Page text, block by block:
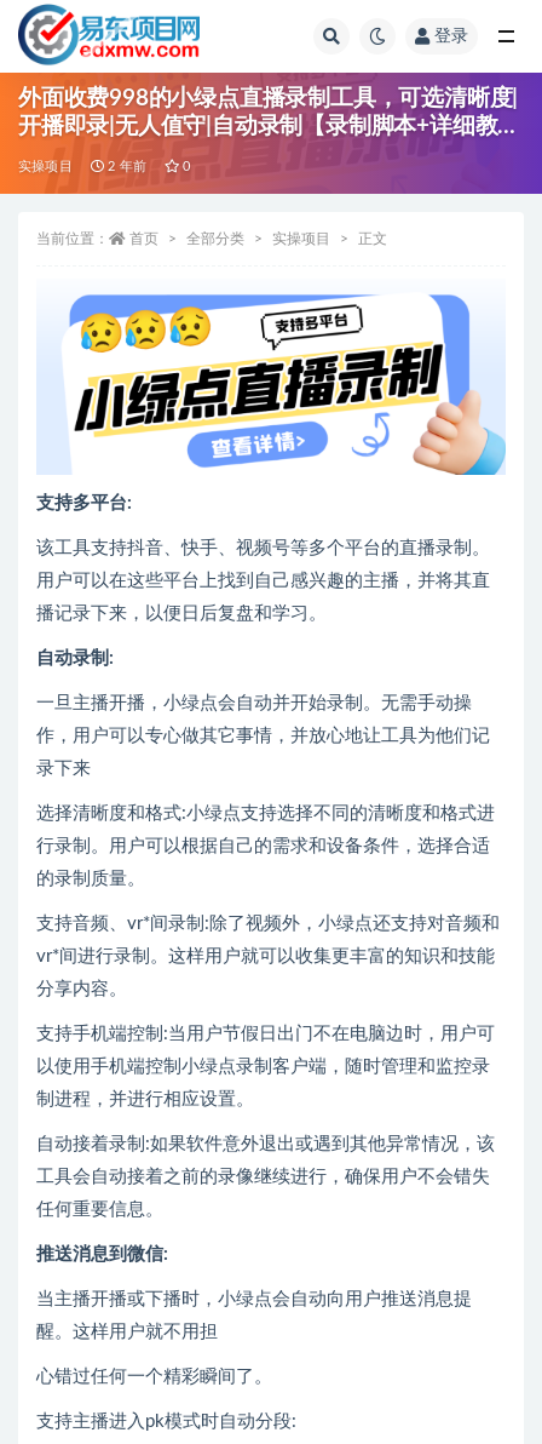
登录
外面收费998的小绿点直播录制工具，可选清晰度|
开播即录|无人值守|自动录制【录制脚本+详细教
程】
实操项目 2 年前 0
当前位置： 首页 全部分类 实操项目 正文
支持多平台:
该工具支持抖音、快手、视频号等多个平台的直播录制。
用户可以在这些平台上找到自己感兴趣的主播，并将其直
播记录下来，以便日后复盘和学习。
自动录制:
一旦主播开播，小绿点会自动并开始录制。无需手动操
作，用户可以专心做其它事情，并放心地让工具为他们记
录下来
选择清晰度和格式:小绿点支持选择不同的清晰度和格式进
行录制。用户可以根据自己的需求和设备条件，选择合适
的录制质量。
支持音频、vr*间录制:除了视频外，小绿点还支持对音频和
vr*间进行录制。这样用户就可以收集更丰富的知识和技能
分享内容。
支持手机端控制:当用户节假日出门不在电脑边时，用户可
以使用手机端控制小绿点录制客户端，随时管理和监控录
制进程，并进行相应设置。
自动接着录制:如果软件意外退出或遇到其他异常情况，该
工具会自动接着之前的录像继续进行，确保用户不会错失
任何重要信息。
推送消息到微信:
当主播开播或下播时，小绿点会自动向用户推送消息提
醒。这样用户就不用担
心错过任何一个精彩瞬间了。
支持主播进入pk模式时自动分段: